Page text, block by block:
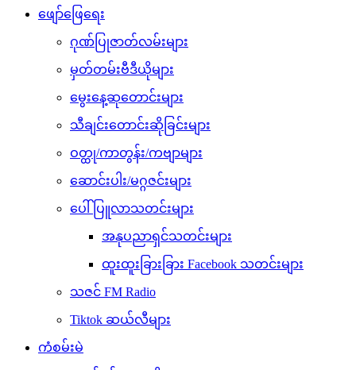
ဖျော်ဖြေရေး
ဂုဏ်ပြုဇာတ်လမ်းများ
မှတ်တမ်းဗီဒီယိုများ
မွေးနေ့ဆုတောင်းများ
သီချင်းတောင်းဆိုခြင်းများ
ဝတ္ထု/ကာတွန်း/ကဗျာများ
ဆောင်းပါး/မဂ္ဂဇင်းများ
ပေါ်ပြူလာသတင်းများ
အနုပညာရှင်သတင်းများ
ထူးထူးခြားခြား Facebook သတင်းများ
သဇင် FM Radio
Tiktok ဆယ်လီများ
ကံစမ်းမဲ